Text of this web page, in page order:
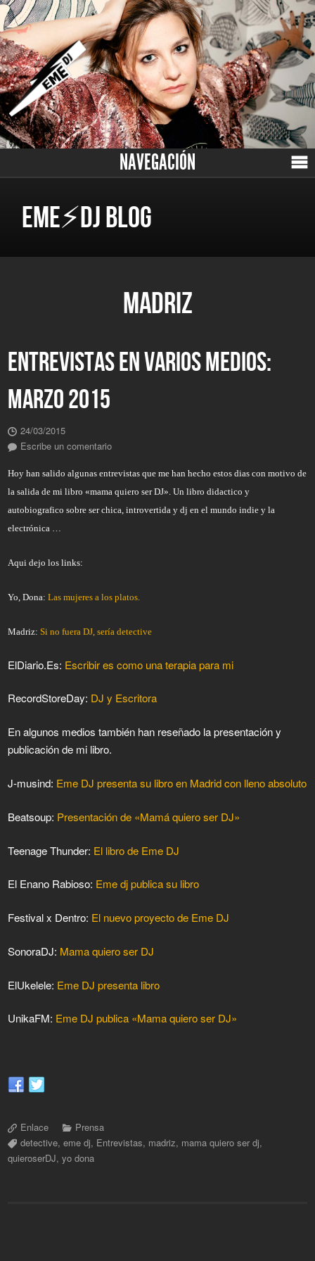
NAVEGACIÓN
EME⚡DJ BLOG
MADRIZ
ENTREVISTAS EN VARIOS MEDIOS:
MARZO 2015
24/03/2015
Escribe un comentario
Hoy han salido algunas entrevistas que me han hecho estos dias con motivo de
la salida de mi libro «mama quiero ser DJ». Un libro didactico y
autobiografico sobre ser chica, introvertida y dj en el mundo indie y la
electrónica …
Aqui dejo los links:
Yo, Dona:Las mujeres a los platos.
Madriz:Si no fuera DJ, sería detective
ElDiario.Es: Escribir es como una terapia para mi
RecordStoreDay: DJ y Escritora
En algunos medios también han reseñado la presentación y
publicación de mi libro.
J-musind: Eme DJ presenta su libro en Madrid con lleno absoluto
Beatsoup: Presentación de «Mamá quiero ser DJ»
Teenage Thunder: El libro de Eme DJ
El Enano Rabioso: Eme dj publica su libro
Festival x Dentro: El nuevo proyecto de Eme DJ
SonoraDJ: Mama quiero ser DJ
ElUkelele: Eme DJ presenta libro
UnikaFM: Eme DJ publica «Mama quiero ser DJ»
Enlace
Prensa
detective,eme dj, Entrevistas, madriz, mama quiero ser dj,
quieroserDJ,yo dona